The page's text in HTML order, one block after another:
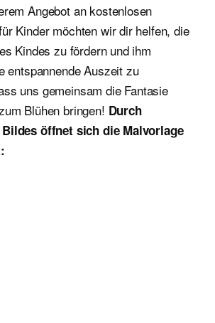
Angebot an kostenlosen
Kinder möchten wir dir helfen, die
Kindes zu fördern und ihm
entspannende Auszeit zu
uns gemeinsam die Fantasie
Blühen bringen! Durch
öffnet sich die Malvorlage